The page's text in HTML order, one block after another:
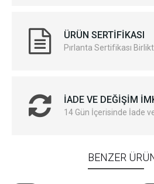
ÜRÜN SERTIFIKASI
Pırlanta Sertifikası
İADE VE DEĞIŞIM
14 Gün İçerisinde İade
BENZER